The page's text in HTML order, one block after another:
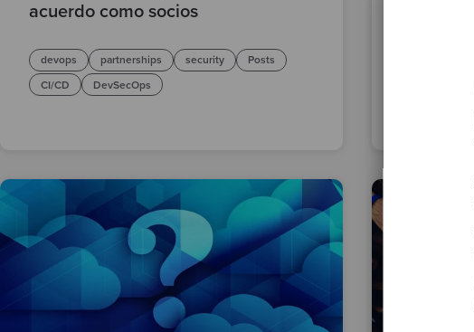
acuerdo como socios
devops partnerships security
Posts
CI/CD
DevSecOps